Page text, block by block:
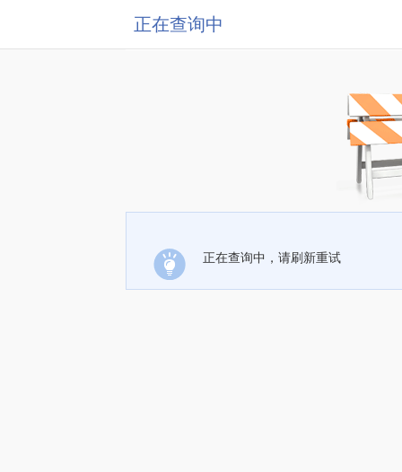
正在查询中
正在查询中，请刷新重试